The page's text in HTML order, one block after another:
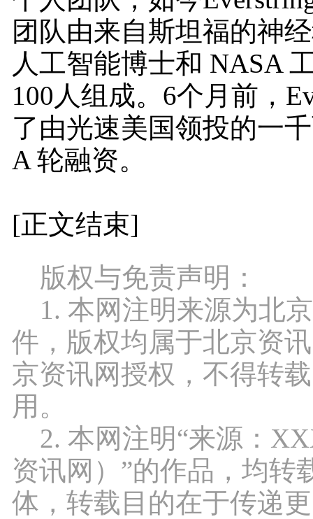
团队由来自斯坦福的神
人工智能博士和 NASA
100人组成。6个月前，
了由光速美国领投的一
A 轮融资。
[正文结束]
版权与免责声明：
1. 本网注明来源为北
件，版权均属于北京资
京资讯网授权，不得转
用。
2. 本网注明“来源：
资讯网）”的作品，均转
体，转载目的在于传递